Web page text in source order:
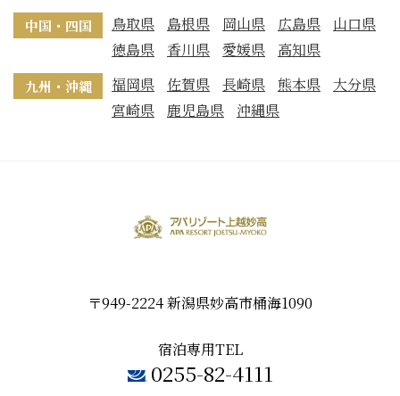
中国・四国 鳥取県 島根県 岡山県 広島県
山口県
徳島県
香川県 愛媛県 高知県
九州・沖縄 福岡県 佐賀県 長崎県 熊本県
大分県
宮崎県
鹿児島県 沖縄県
〒949-2224 新潟県妙高市桶海1090
宿泊専用TEL
0255-82-4111